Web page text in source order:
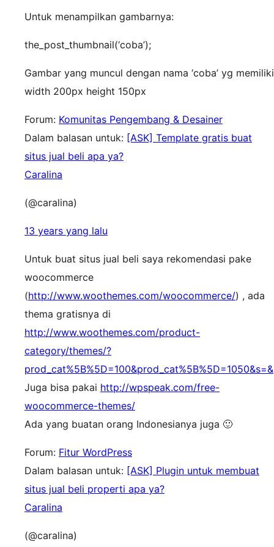
Untuk menampilkan gambarnya:
the_post_thumbnail(‘coba’);
Gambar yang muncul dengan nama ‘coba’ yg memiliki
width 200px height 150px
Forum: Komunitas Pengembang & Desainer
Dalam balasan untuk: [ASK] Template gratis buat
situs jual beli apa ya?
Caralina
(@caralina)
13 years yang lalu
Untuk buat situs jual beli saya rekomendasi pake
woocommerce
(http://www.woothemes.com/woocommerce/) , ada
thema gratisnya di
http://www.woothemes.com/product-
category/themes/?
Juga bisa pakai http://wpspeak.com/free-
woocommerce-themes/
Ada yang buatan orang Indonesianya juga 🙂
Forum: Fitur WordPress
Dalam balasan untuk: [ASK] Plugin untuk membuat
situs jual beli properti apa ya?
Caralina
(@caralina)